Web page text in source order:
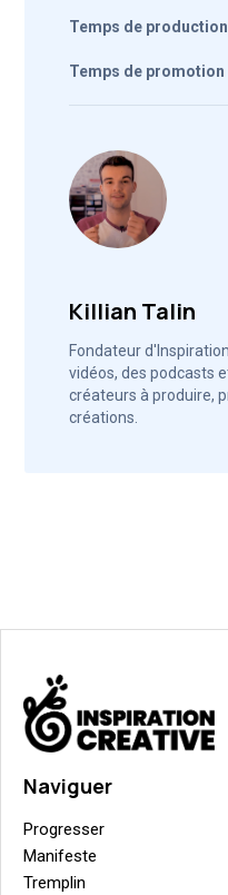
Temps de
Temps de promotion
Killian Talin
Fondateur
vidéos, des podcasts
créateurs à produire,
créations.
Naviguer
Progresser
Manifeste
Tremplin